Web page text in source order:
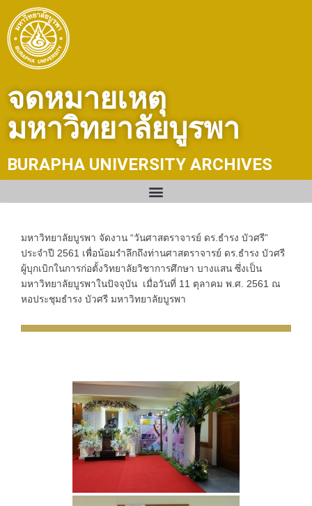
content
จดหมายเหตุ
มหาวิทยาลัยบูรพา
BURAPHA UNIVERSITY ARCHIVES
มหาวิทยาลัยบูรพา จัดงาน “วันศาสตราจารย์ ดร.ธำรง บัวศรี”
ประจำปี 2561 เพื่อน้อมรำลึกถึงท่านศาสตราจารย์ ดร.ธำรง บัวศรี
ผู้บุกเบิกในการก่อตั้งวิทยาลัยวิชาการศึกษา บางแสน ซึ่งเป็น
มหาวิทยาลัยบูรพาในปัจจุบัน เมื่อวันที่ 11 ตุลาคม พ.ศ. 2561 ณ
หอประชุมธำรง บัวศรี มหาวิทยาลัยบูรพา